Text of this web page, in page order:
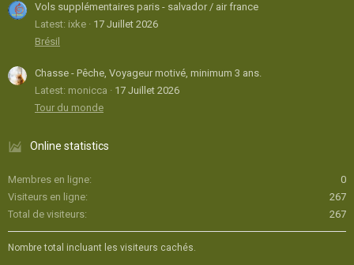
Vols supplémentaires paris - salvador / air france
Latest: ixke
17 Juillet 2026
Brésil
Chasse - Pêche, Voyageur motivé, minimum 3 ans.
Latest: monicca
17 Juillet 2026
Tour du monde
Online statistics
Membres en ligne
0
Visiteurs en ligne
267
Total de visiteurs
267
Nombre total incluant les visiteurs cachés.